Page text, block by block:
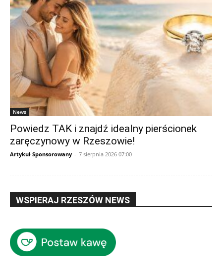
News
Powiedz TAK i znajdź idealny pierścionek
zaręczynowy w Rzeszowie!
Artykuł Sponsorowany - 7 sierpnia 2026 07:00
WSPIERAJ RZESZÓW NEWS